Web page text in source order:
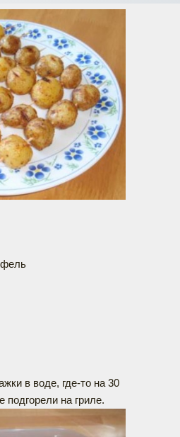
в воде, где-то на 30
подгорели на гриле.